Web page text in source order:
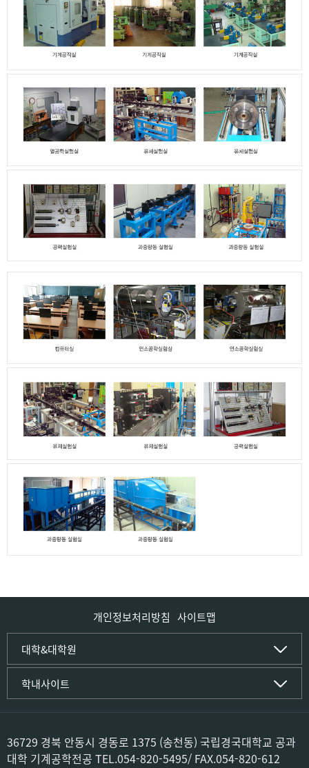
개인정보처리방침 사이트맵
대학&대학원
인문사회·IT대학
인문·문화학부
국어국문학전공
중국어문·문화학전공
한자문화콘텐츠학전공
미디어문화커뮤니케이션학전공
사학전공
학내사이트
국립경국대학교
(재)국립경국대학교발전기금
공용S/W관리시스템
공자학원
공학교육인증시스템
36729 경북 안동시 경동로 1375 (송천동) 국립경국대학교 공과
대학 기계공학전공 TEL.054-820-5495/ FAX.054-820-612